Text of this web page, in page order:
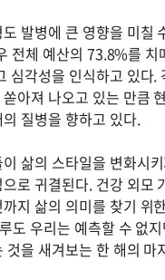
발병에 큰 영향을 미칠
전체 예산의 73.8%를 치
심각성을 인식하고 있다.
아져 나오고 있는 만큼
질병을 향하고 있다.
삶의 스타일을 변화시
로 귀결된다. 건강 외모
지 삶의 의미를 찾기 위
도 우리는 예측할 수 없
것을 새겨보는 한 해의 마